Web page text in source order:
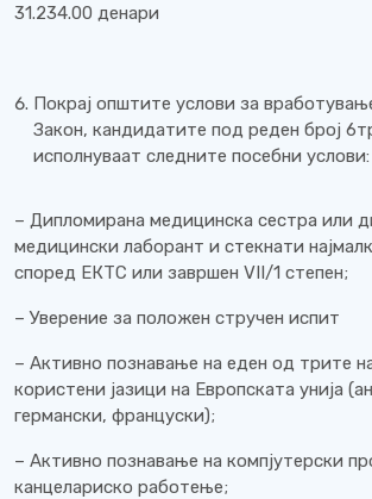
31.234.00 денари
Покрај општите услови за
Закон, кандидатите под реден број
исполнуваат следните посебни услови:
– Дипломирана медицинска сестра или
медицински лаборант и стекнати
според ЕКТС или завршен VII/1 степен;
– Уверение за положен стручен испит
– Активно познавање на еден од трите
користени јазици на Европската унија
германски, француски);
– Активно познавање на компјутерски
канцелариско работење;